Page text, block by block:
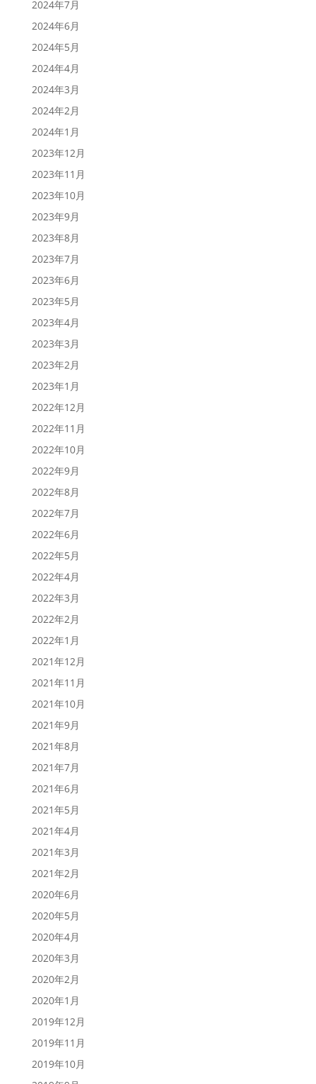
2024年7月
2024年6月
2024年5月
2024年4月
2024年3月
2024年2月
2024年1月
2023年12月
2023年11月
2023年10月
2023年9月
2023年8月
2023年7月
2023年6月
2023年5月
2023年4月
2023年3月
2023年2月
2023年1月
2022年12月
2022年11月
2022年10月
2022年9月
2022年8月
2022年7月
2022年6月
2022年5月
2022年4月
2022年3月
2022年2月
2022年1月
2021年12月
2021年11月
2021年10月
2021年9月
2021年8月
2021年7月
2021年6月
2021年5月
2021年4月
2021年3月
2021年2月
2020年6月
2020年5月
2020年4月
2020年3月
2020年2月
2020年1月
2019年12月
2019年11月
2019年10月